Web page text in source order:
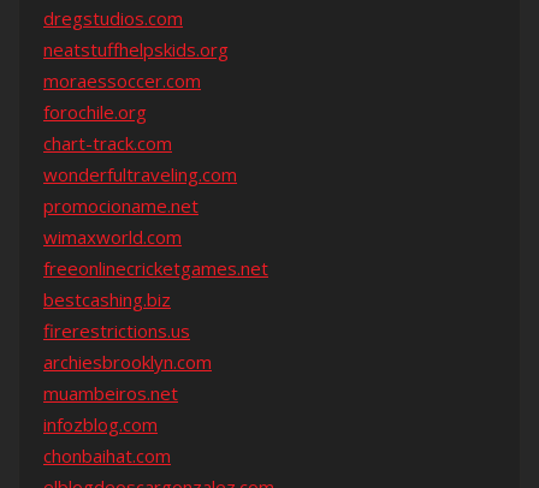
dregstudios.com
neatstuffhelpskids.org
moraessoccer.com
forochile.org
chart-track.com
wonderfultraveling.com
promocioname.net
wimaxworld.com
freeonlinecricketgames.net
bestcashing.biz
firerestrictions.us
archiesbrooklyn.com
muambeiros.net
infozblog.com
chonbaihat.com